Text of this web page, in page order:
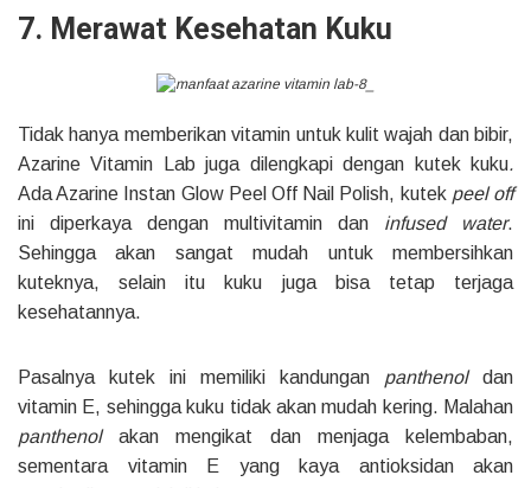
7. Merawat Kesehatan Kuku
Tidak hanya memberikan vitamin untuk kulit wajah dan bibir,
Azarine Vitamin Lab juga dilengkapi dengan kutek kuku.
Ada Azarine Instan Glow Peel Off Nail Polish, kutek peel off
ini diperkaya dengan multivitamin dan infused water.
Sehingga akan sangat mudah untuk membersihkan
kuteknya, selain itu kuku juga bisa tetap terjaga
kesehatannya.
Pasalnya kutek ini memiliki kandungan panthenoldan
vitamin E, sehingga kuku tidak akan mudah kering. Malahan
panthenolakan mengikat dan menjaga kelembaban,
sementara vitamin E yang kaya antioksidan akan